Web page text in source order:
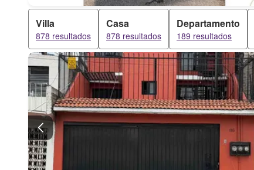
Villa
878 resultados
Casa
878 resultados
Departamento
189 resultados